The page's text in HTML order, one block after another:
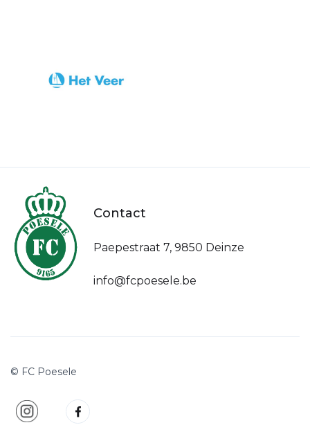
Contact
Paepestraat 7, 9850 Deinze
info@fcpoesele.be
© FC Poesele